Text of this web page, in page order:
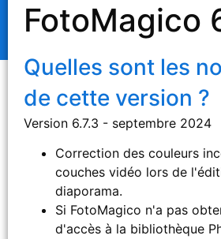
FotoMagico
Quelles sont les
de cette version ?
Version 6.7.3 - septembre 2024
Correction des couleurs
couches vidéo lors de
diaporama.
Si FotoMagico n'a pas
d'accès à la bibliothèque